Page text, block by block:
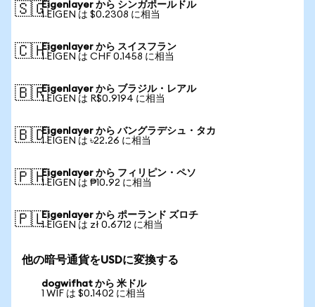
🇸🇬Eigenlayer から シンガポールドル
1 EIGEN は $0.2308 に相当
🇨🇭Eigenlayer から スイスフラン
1 EIGEN は CHF 0.1458 に相当
🇧🇷Eigenlayer から ブラジル・レアル
1 EIGEN は R$0.9194 に相当
🇧🇩Eigenlayer から バングラデシュ・タカ
1 EIGEN は ৳22.26 に相当
🇵🇭Eigenlayer から フィリピン・ペソ
1 EIGEN は ₱10.92 に相当
🇵🇱Eigenlayer から ポーランド ズロチ
1 EIGEN は zł 0.6712 に相当
他の暗号通貨をUSDに変換する
dogwifhat から 米ドル
1 WIF は $0.1402 に相当